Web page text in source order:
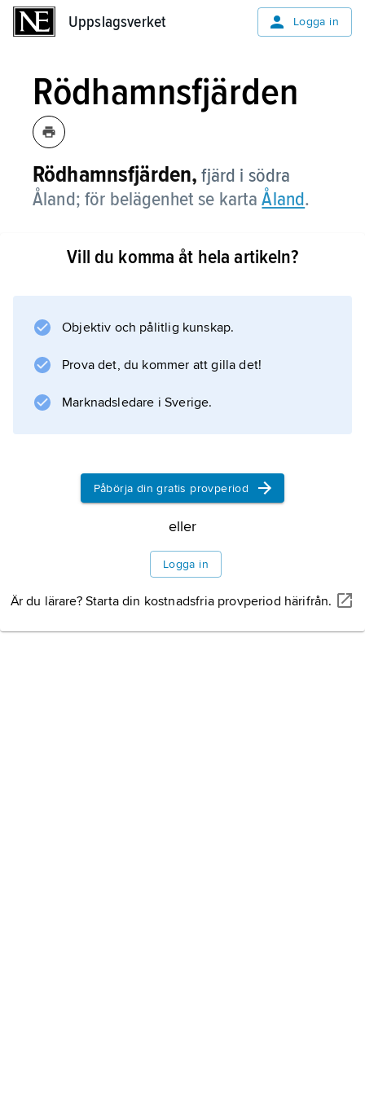
Uppslagsverket Logga in
Rödhamnsfjärden
Rödhamnsfjärden, fjärd i södra
Åland; för belägenhet se kartaÅland.
Vill du komma åt hela artikeln?
Objektiv och pålitlig kunskap.
Prova det, du kommer att gilla det!
Marknadsledare i Sverige.
Påbörja din gratis provperiod
eller
Logga in
Är du lärare? Starta din kostnadsfria provperiod härifrån.